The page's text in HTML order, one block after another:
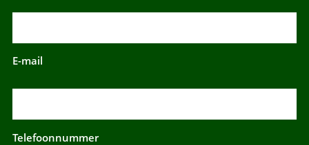
E-mail
Telefoonnummer